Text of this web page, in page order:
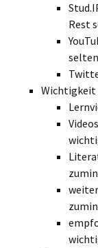
Rest
Wichtigkeit